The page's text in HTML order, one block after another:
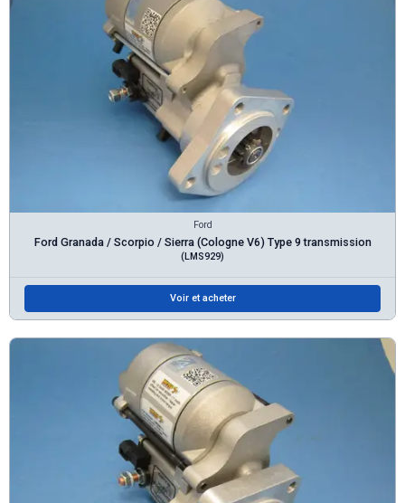
Ford
Ford Granada / Scorpio / Sierra (Cologne V6) Type 9 transmission
(LMS929)
Voir et acheter